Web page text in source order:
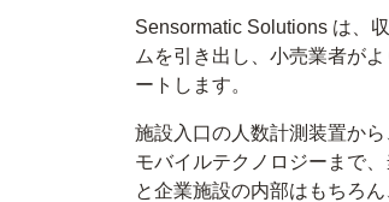
Sensormatic Solutions は、
ムを引き出し、小売業者が
ートします。
施設入口の人数計測装置か
モバイルテクノロジーまで
と企業施設の内部はもちろ